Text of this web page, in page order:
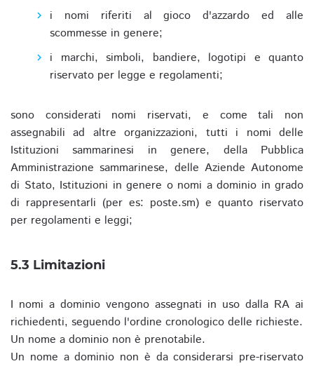
i nomi riferiti al gioco d'azzardo ed alle
scommesse in genere;
i marchi, simboli, bandiere, logotipi e quanto
riservato per legge e regolamenti;
sono considerati nomi riservati, e come tali non
assegnabili ad altre organizzazioni, tutti i nomi delle
Istituzioni sammarinesi in genere, della Pubblica
Amministrazione sammarinese, delle Aziende Autonome
di Stato, Istituzioni in genere o nomi a dominio in grado
di rappresentarli (per es: poste.sm) e quanto riservato
per regolamenti e leggi;
5.3 Limitazioni
I nomi a dominio vengono assegnati in uso dalla RA ai
richiedenti, seguendo l'ordine cronologico delle richieste.
Un nome a dominio non è prenotabile.
Un nome a dominio non è da considerarsi pre-riservato